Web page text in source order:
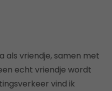
als vriendje, samen met
echt vriendje wordt
vind ik